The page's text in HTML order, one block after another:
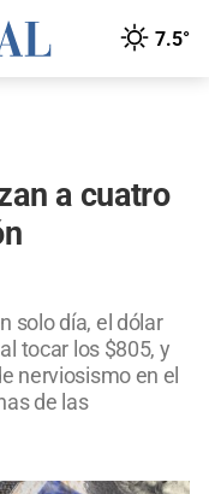
7.5°
a cuatro
solo día, el dólar
tocar los $805, y
nerviosismo en el
de las